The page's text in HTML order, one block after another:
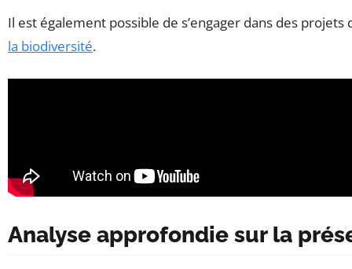
Il est également possible de s’engager dans des
la biodiversité.
Analyse approfondie sur la